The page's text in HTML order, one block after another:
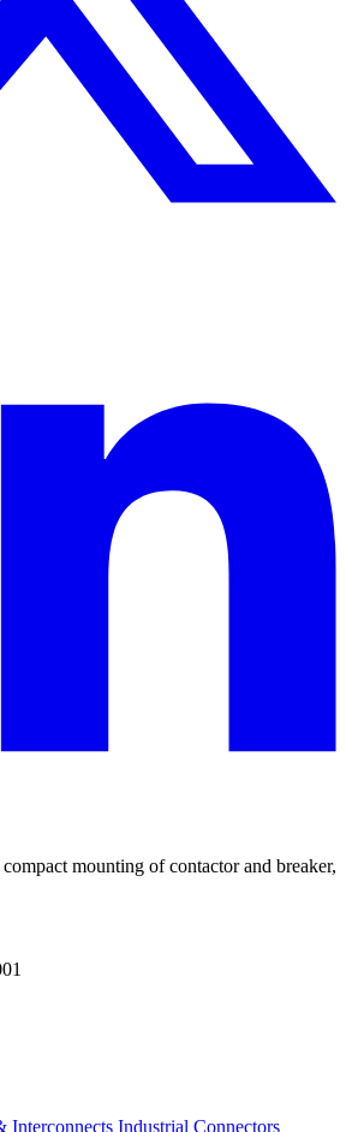
mounting of contactor and breaker,
Interconnects Industrial Connectors